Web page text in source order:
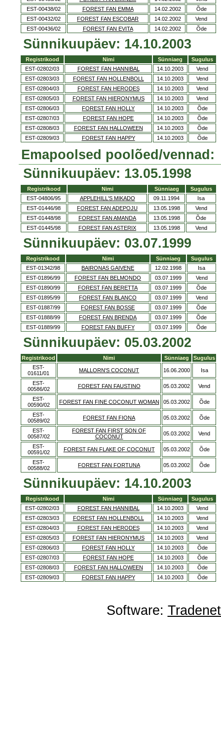
EST-00438/02
FOREST FAN EMMA 14.02.2002
Õde
EST-00432/02
FOREST FAN ESCOBAR 14.02.2002
Vend
EST-00436/02
FOREST FAN EVITA 14.02.2002 Õde
Sünnikuupäev: 14.10.2003
Registrikood Nimi Sünniaeg
Sugulus
EST-02802/03
FOREST FAN HANNIBAL 14.10.2003
Vend
EST-02803/03
FOREST FAN HOLLENBOLL 14.10.2003
Vend
EST-02804/03
FOREST FAN HERODES 14.10.2003
Vend
EST-02805/03
FOREST FAN HIERONYMUS 14.10.2003
Vend
EST-02806/03
FOREST FAN HOLLY 14.10.2003
Õde
EST-02807/03
FOREST FAN HOPE 14.10.2003
Õde
EST-02808/03
FOREST FAN HALLOWEEN 14.10.2003
Õde
EST-02809/03
FOREST FAN HAPPY 14.10.2003 Õde
Emapoolsed poolõed/vennad:
Sünnikuupäev: 13.05.1998
Registrikood Nimi Sünniaeg
Sugulus
EST-04806/95
APPLEHILL'S MIKADO 09.11.1994
Isa
EST-01446/98
FOREST FAN ADEPOJU 13.05.1998
Vend
EST-01448/98
FOREST FAN AMANDA 13.05.1998
Õde
EST-01445/98
FOREST FAN ASTERIX 13.05.1998 Vend
Sünnikuupäev: 03.07.1999
Registrikood Nimi Sünniaeg
Sugulus
EST-01342/98
BAIRONAS GAIVENE 12.02.1998
Isa
EST-01896/99
FOREST FAN BELMONDO 03.07.1999
Vend
EST-01890/99
FOREST FAN BERETTA 03.07.1999
Õde
EST-01895/99
FOREST FAN BLANCO 03.07.1999
Vend
EST-01887/99
FOREST FAN BOSSE 03.07.1999
Õde
EST-01888/99
FOREST FAN BRENDA 03.07.1999
Õde
EST-01889/99
FOREST FAN BUFFY 03.07.1999 Õde
Sünnikuupäev: 05.03.2002
Registrikood Nimi Sünniaeg
Sugulus
EST-
01611/01
MALLORN'S COCONUT 16.06.2000 Isa
EST-
00586/02
FOREST FAN FAUSTINO 05.03.2002 Vend
EST-
00590/02
FOREST FAN FINE COCONUT WOMAN 05.03.2002 Õde
EST-
00589/02
FOREST FAN FIONA 05.03.2002 Õde
EST-
00587/02
FOREST FAN FIRST SON OF
COCONUT
05.03.2002 Vend
EST-
00591/02
FOREST FAN FLAKE OF COCONUT 05.03.2002 Õde
EST-
00588/02
FOREST FAN FORTUNA 05.03.2002 Õde
Sünnikuupäev: 14.10.2003
Registrikood Nimi Sünniaeg
Sugulus
EST-02802/03
FOREST FAN HANNIBAL 14.10.2003
Vend
EST-02803/03
FOREST FAN HOLLENBOLL 14.10.2003
Vend
EST-02804/03
FOREST FAN HERODES 14.10.2003
Vend
EST-02805/03
FOREST FAN HIERONYMUS 14.10.2003
Vend
EST-02806/03
FOREST FAN HOLLY 14.10.2003
Õde
EST-02807/03
FOREST FAN HOPE 14.10.2003
Õde
EST-02808/03
FOREST FAN HALLOWEEN 14.10.2003
Õde
EST-02809/03
FOREST FAN HAPPY 14.10.2003 Õde
Software: